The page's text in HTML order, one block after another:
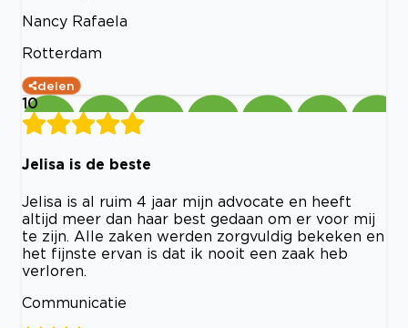
Nancy Rafaela
Rotterdam
delen
10
Jelisa is de beste
Jelisa is al ruim 4 jaar mijn advocate en heeft
altijd meer dan haar best gedaan om er voor mij
te zijn. Alle zaken werden zorgvuldig bekeken en
het fijnste ervan is dat ik nooit een zaak heb
verloren.
Communicatie